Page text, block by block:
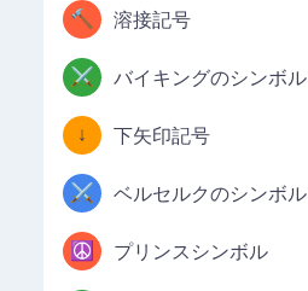
🔨 溶接記号
⚔️ バイキングのシンボル
↓ 下矢印記号
⚔️ ベルセルクのシンボル
☮️ プリンスシンボル